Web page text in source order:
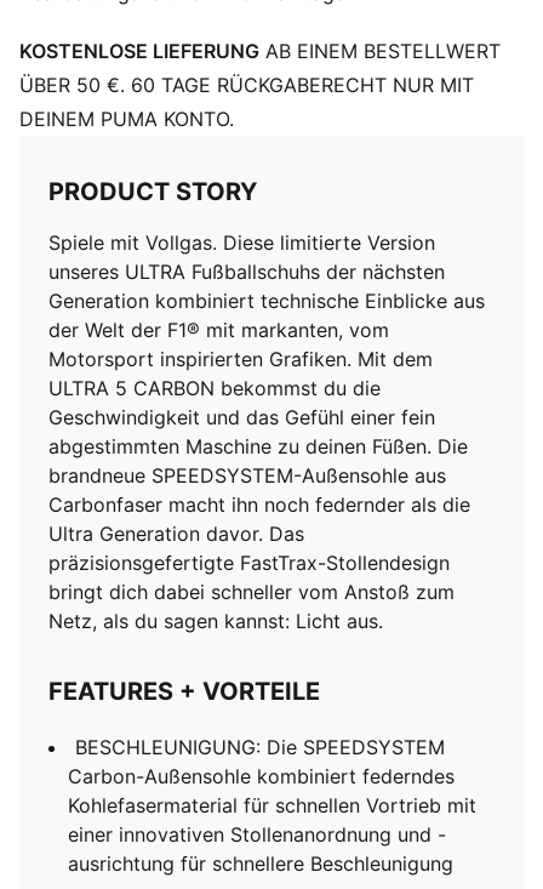
Bewegungsfreiheit zu beeinträchtigen
Das Obermaterial der Schuhe besteht zu mindestens
30 % aus recycelten Materialien
Ultraleichte herausnehmbare Innensohle
OrthoLite® Fersendämpfung für einen sicheren Halt
GripControl Pro Beschichtung: Superdünnes
strukturiertes Obermaterial für verbesserte
Ballkontrolle, unabhängig von den
Spielfeldbedingungen
SPEEDSYSTEM-Außensohle aus Carbon
Passform für Damen: Dieser Fußballschuh mit auf den
weiblichen Fuß angepassten Größen und Risthöhen
wurde speziell für Frauen entwickelt
Hohes Slip-on-Design
FG: geeignet für festen Boden (Firm Ground)
KOSTENLOSE LIEFERUNG AB EINEM BESTELLWERT
ÜBER 50 €. 60 TAGE RÜCKGABERECHT NUR MIT
DEINEM PUMA KONTO.
PRODUCT STORY
Spiele mit Vollgas. Diese limitierte Version
unseres ULTRA Fußballschuhs der nächsten
Generation kombiniert technische Einblicke aus
der Welt der F1® mit markanten, vom
Motorsport inspirierten Grafiken. Mit dem
ULTRA 5 CARBON bekommst du die
Geschwindigkeit und das Gefühl einer fein
abgestimmten Maschine zu deinen Füßen. Die
brandneue SPEEDSYSTEM-Außensohle aus
Carbonfaser macht ihn noch federnder als die
Ultra Generation davor. Das
präzisionsgefertigte FastTrax-Stollendesign
bringt dich dabei schneller vom Anstoß zum
Netz, als du sagen kannst: Licht aus.
FEATURES + VORTEILE
BESCHLEUNIGUNG: Die SPEEDSYSTEM
Carbon-Außensohle kombiniert federndes
Kohlefasermaterial für schnellen Vortrieb mit
einer innovativen Stollenanordnung und -
ausrichtung für schnellere Beschleunigung